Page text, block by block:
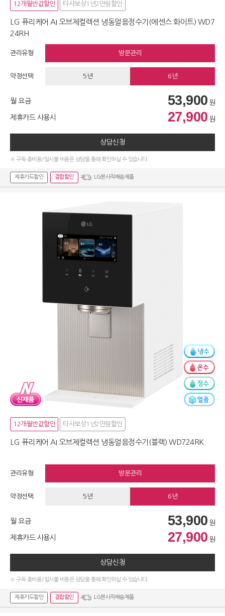
12개월반값할인 타사보상1년2만원할인
LG 퓨리케어 AI 오브제컬렉션 냉동얼음정수기(에센스 화이트) WD7
24RH
관리유형 방문관리
약정선택 5년 6년
월 요금 53,900 원
제휴카드 사용시 27,900 원
상담신청
※ 구독 총비용/일시불 비용은 상담을 통해 확인하실 수 있습니다.
제휴카드할인 결합할인 LG본사직배송제품
12개월반값할인 타사보상1년2만원할인
LG 퓨리케어 AI 오브제컬렉션 냉동얼음정수기(블랙) WD724RK
관리유형 방문관리
약정선택 5년 6년
월 요금 53,900 원
제휴카드 사용시 27,900 원
상담신청
※ 구독 총비용/일시불 비용은 상담을 통해 확인하실 수 있습니다.
제휴카드할인 결합할인 LG본사직배송제품